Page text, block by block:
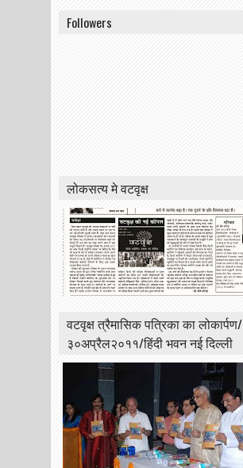
Followers
लोकसत्य मे वटवृक्ष
वटवृक्ष त्रैमासिक पत्रिका का लोकार्पण/
३०अप्रैल२०११/हिंदी भवन नई दिल्ली